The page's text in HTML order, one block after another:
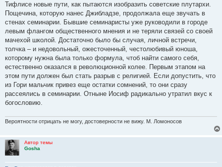
щ
е
и
е
Тифлисе новые пути, как пытаются изобразить советские плутархи.
Пощечина, которую нанес Джибладзе, продолжала еще звучать в
стенах семинарии. Бывшие семинаристы уже руководили в городе
левым флангом общественного мнения и не теряли связей со своей
мачехой школой. Достаточно было бы случая, личной встречи,
толчка – и недовольный, ожесточенный, честолюбивый юноша,
которому нужна была только формула, чтоб найти самого себя,
естественно оказался в революционной колее. Первым этапом на
этом пути должен был стать разрыв с религией. Если допустить, что
из Гори мальчик привез еще остатки сомнений, то они сразу
рассеялись в семинарии. Отныне Иосиф радикально утратил вкус к
богословию.
Вероятности отрицать не могу, достоверности не вижу. М. Ломоносов
Автор темы
Gosha